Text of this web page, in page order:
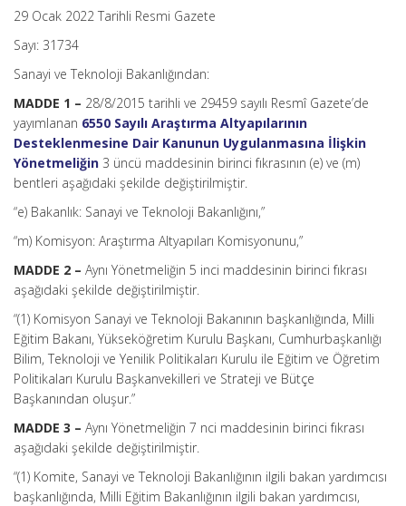
29 Ocak 2022 Tarihli Resmi Gazete
Sayı: 31734
Sanayi ve Teknoloji Bakanlığından:
MADDE 1 – 28/8/2015 tarihli ve 29459 sayılı Resmî Gazete’de
yayımlanan 6550 Sayılı Araştırma Altyapılarının
Desteklenmesine Dair Kanunun Uygulanmasına İlişkin
Yönetmeliğin 3 üncü maddesinin birinci fıkrasının (e) ve (m)
bentleri aşağıdaki şekilde değiştirilmiştir.
“e) Bakanlık: Sanayi ve Teknoloji Bakanlığını,”
“m) Komisyon: Araştırma Altyapıları Komisyonunu,”
MADDE 2 – Aynı Yönetmeliğin 5 inci maddesinin birinci fıkrası
aşağıdaki şekilde değiştirilmiştir.
“(1) Komisyon Sanayi ve Teknoloji Bakanının başkanlığında, Milli
Eğitim Bakanı, Yükseköğretim Kurulu Başkanı, Cumhurbaşkanlığı
Bilim, Teknoloji ve Yenilik Politikaları Kurulu ile Eğitim ve Öğretim
Politikaları Kurulu Başkanvekilleri ve Strateji ve Bütçe
Başkanından oluşur.”
MADDE 3 – Aynı Yönetmeliğin 7 nci maddesinin birinci fıkrası
aşağıdaki şekilde değiştirilmiştir.
“(1) Komite, Sanayi ve Teknoloji Bakanlığının ilgili bakan yardımcısı
başkanlığında, Milli Eğitim Bakanlığının ilgili bakan yardımcısı,